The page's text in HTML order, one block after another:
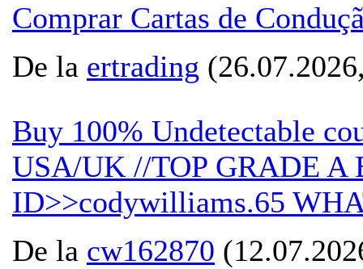
Comprar Cartas de
De la ertrading
Buy 100% Undetectable
USA/UK //TOP GRADE A
ID>>codywilliams.65
De la cw162870